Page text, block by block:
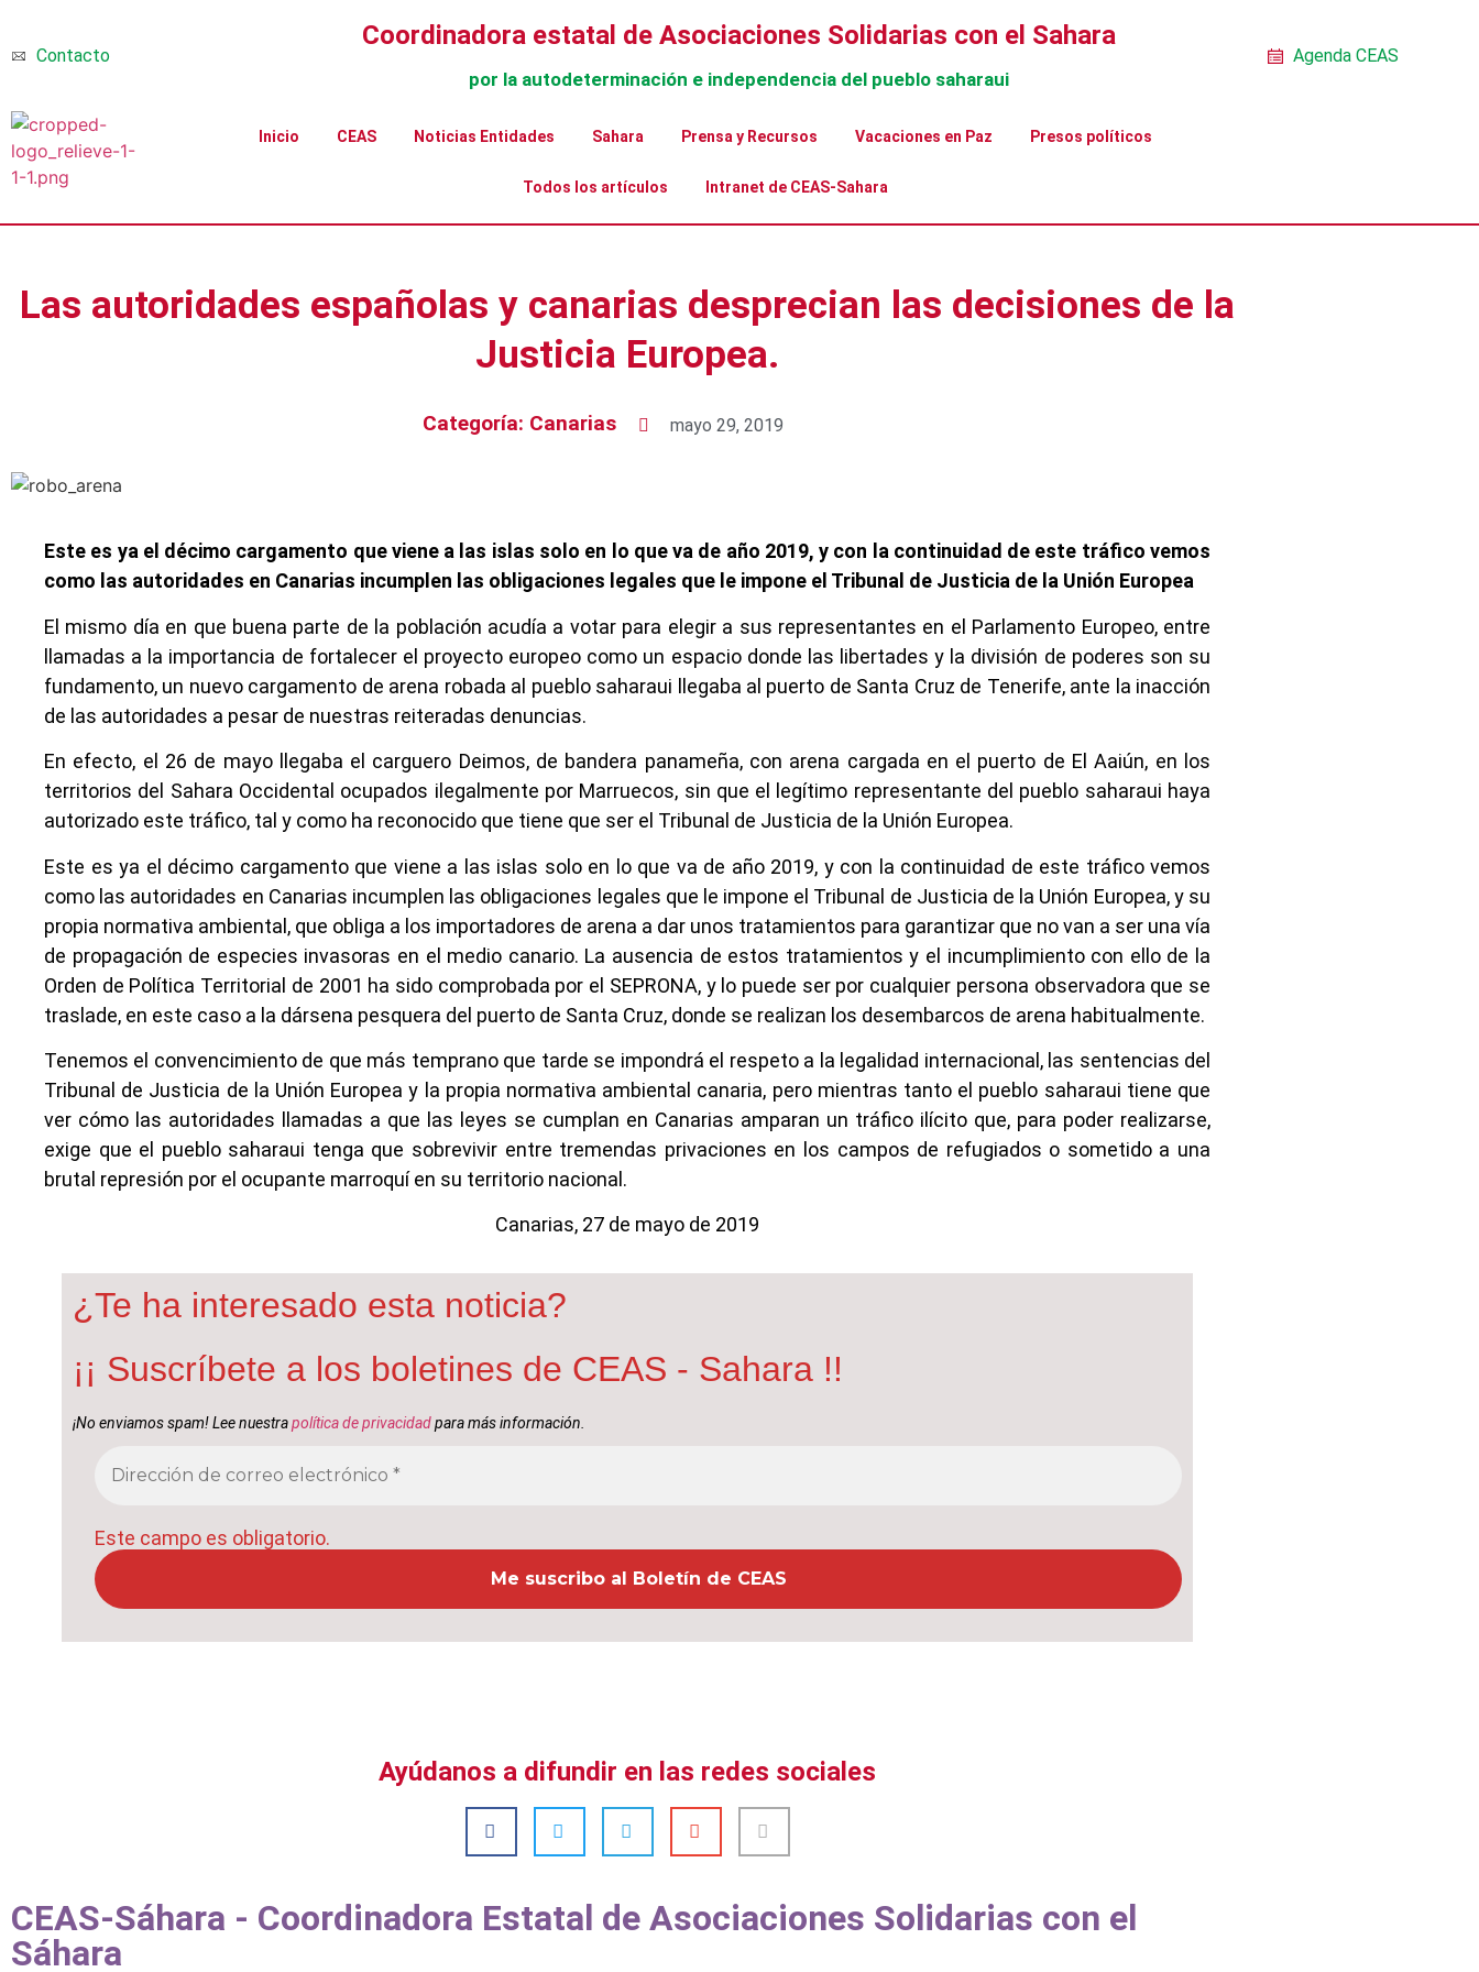
Contacto
Coordinadora estatal de Asociaciones Solidarias con el Sahara
por la autodeterminación e independencia del pueblo saharaui
Agenda CEAS
Inicio CEAS Noticias Entidades Sahara Prensa y Recursos Vacaciones en Paz Presos políticos
Todos los artículos Intranet de CEAS-Sahara
Las autoridades españolas y canarias desprecian las decisiones de la
Justicia Europea.
Categoría: Canarias mayo 29, 2019
Este es ya el décimo cargamento que viene a las islas solo en lo que va de año 2019, y con la continuidad de este tráfico vemos
como las autoridades en Canarias incumplen las obligaciones legales que le impone el Tribunal de Justicia de la Unión Europea
El mismo día en que buena parte de la población acudía a votar para elegir a sus representantes en el Parlamento Europeo, entre
llamadas a la importancia de fortalecer el proyecto europeo como un espacio donde las libertades y la división de poderes son su
fundamento, un nuevo cargamento de arena robada al pueblo saharaui llegaba al puerto de Santa Cruz de Tenerife, ante la inacción
de las autoridades a pesar de nuestras reiteradas denuncias.
En efecto, el 26 de mayo llegaba el carguero Deimos, de bandera panameña, con arena cargada en el puerto de El Aaiún, en los
territorios del Sahara Occidental ocupados ilegalmente por Marruecos, sin que el legítimo representante del pueblo saharaui haya
autorizado este tráfico, tal y como ha reconocido que tiene que ser el Tribunal de Justicia de la Unión Europea.
Este es ya el décimo cargamento que viene a las islas solo en lo que va de año 2019, y con la continuidad de este tráfico vemos
como las autoridades en Canarias incumplen las obligaciones legales que le impone el Tribunal de Justicia de la Unión Europea, y su
propia normativa ambiental, que obliga a los importadores de arena a dar unos tratamientos para garantizar que no van a ser una vía
de propagación de especies invasoras en el medio canario. La ausencia de estos tratamientos y el incumplimiento con ello de la
Orden de Política Territorial de 2001 ha sido comprobada por el SEPRONA, y lo puede ser por cualquier persona observadora que se
traslade, en este caso a la dársena pesquera del puerto de Santa Cruz, donde se realizan los desembarcos de arena habitualmente.
Tenemos el convencimiento de que más temprano que tarde se impondrá el respeto a la legalidad internacional, las sentencias del
Tribunal de Justicia de la Unión Europea y la propia normativa ambiental canaria, pero mientras tanto el pueblo saharaui tiene que
ver cómo las autoridades llamadas a que las leyes se cumplan en Canarias amparan un tráfico ilícito que, para poder realizarse,
exige que el pueblo saharaui tenga que sobrevivir entre tremendas privaciones en los campos de refugiados o sometido a una
brutal represión por el ocupante marroquí en su territorio nacional.
Canarias, 27 de mayo de 2019
¿Te ha interesado esta noticia?
¡¡ Suscríbete a los boletines de CEAS - Sahara !!
¡No enviamos spam! Lee nuestrapolítica de privacidadpara más información.
Este campo es obligatorio.
Ayúdanos a difundir en las redes sociales
CEAS-Sáhara - Coordinadora Estatal de Asociaciones Solidarias con el
Sáhara